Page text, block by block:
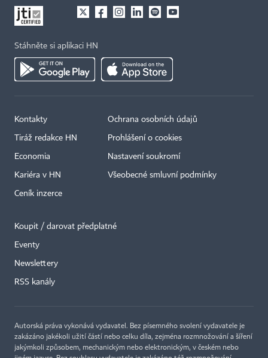
Stáhněte si aplikaci HN
Kontakty
Tiráž redakce HN
Economia
Kariéra v HN
Ceník inzerce
Ochrana osobních údajů
Prohlášení o cookies
Nastavení soukromí
Všeobecné smluvní podmínky
Koupit / darovat předplatné
Eventy
Newslettery
RSS kanály
Autorská práva vykonává vydavatel. Bez písemného svolení vydavatele je
zakázáno jakékoli užití částí nebo celku díla, zejména rozmnožování a šíření
jakýmkoli způsobem, mechanickým nebo elektronickým, v českém nebo